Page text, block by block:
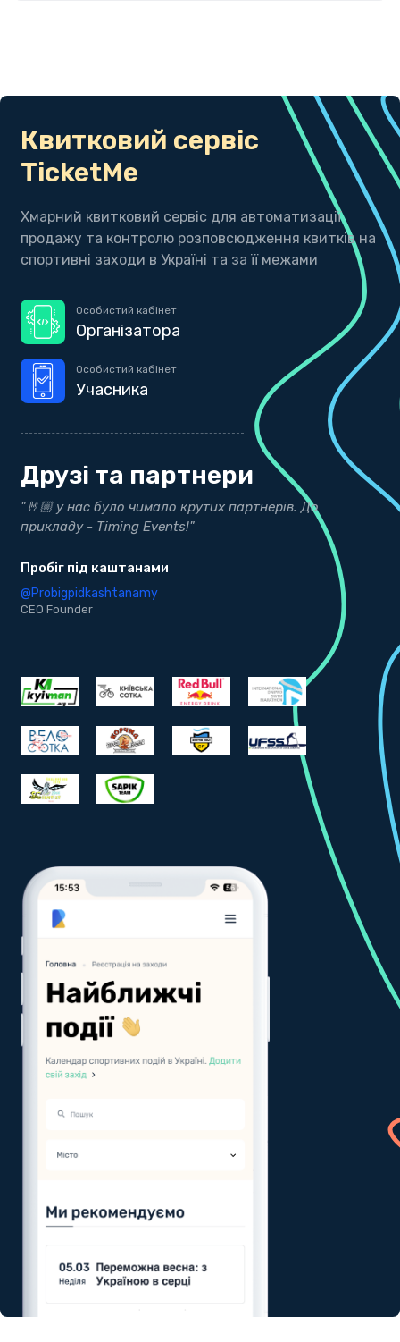
Квитковий сервіс
TicketMe
Хмарний квитковий сервіс для автоматизації
продажу та контролю розповсюдження квитків на
спортивні заходи в Україні та за її межами
Особистий кабінет
Організатора
Особистий кабінет
Учасника
Друзі та партнери
"🤘🏼 у нас було чимало крутих партнерів. До
прикладу - Timing Events!"
Пробіг під каштанами
@Probigpidkashtanamy
CEO Founder